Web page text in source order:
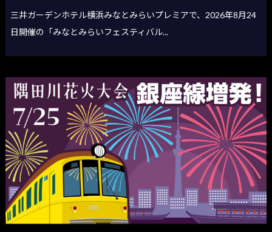
三井ガーデンホテル横浜みなとみらいプレミアで、2026年8月24
日開催の「みなとみらいフェスティバル...